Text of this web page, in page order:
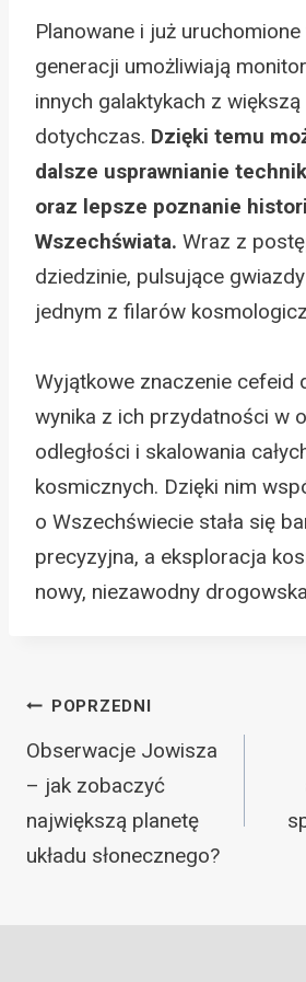
Planowane i już
generacji umożliwiają
innych galaktykach z
dotychczas. Dzięki temu
dalsze usprawnianie
oraz lepsze poznanie
Wszechświata. Wraz z
dziedzinie, pulsujące
jednym z filarów
Wyjątkowe znaczenie cefeid
wynika z ich przydatności w
odległości i skalowania
kosmicznych. Dzięki nim
o Wszechświecie stała się
precyzyjna, a eksploracja
nowy, niezawodny
Nawigacja
wpisu
POPRZEDNI
Obserwacje Jowisza
– jak zobaczyć
największą planetę
układu słonecznego?